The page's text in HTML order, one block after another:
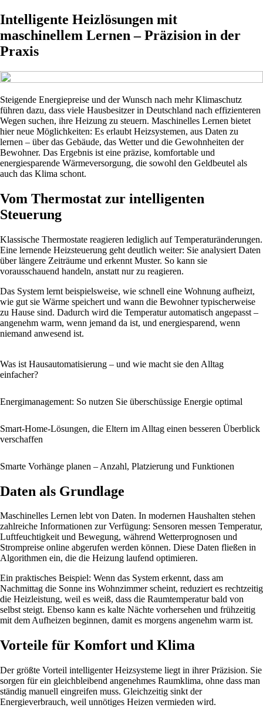
Intelligente Heizlösungen mit
maschinellem Lernen – Präzision in der
Praxis
Steigende Energiepreise und der Wunsch nach mehr Klimaschutz
führen dazu, dass viele Hausbesitzer in Deutschland nach effizienteren
Wegen suchen, ihre Heizung zu steuern. Maschinelles Lernen bietet
hier neue Möglichkeiten: Es erlaubt Heizsystemen, aus Daten zu
lernen – über das Gebäude, das Wetter und die Gewohnheiten der
Bewohner. Das Ergebnis ist eine präzise, komfortable und
energiesparende Wärmeversorgung, die sowohl den Geldbeutel als
auch das Klima schont.
Vom Thermostat zur intelligenten
Steuerung
Klassische Thermostate reagieren lediglich auf Temperaturänderungen.
Eine lernende Heizsteuerung geht deutlich weiter: Sie analysiert Daten
über längere Zeiträume und erkennt Muster. So kann sie
vorausschauend handeln, anstatt nur zu reagieren.
Das System lernt beispielsweise, wie schnell eine Wohnung aufheizt,
wie gut sie Wärme speichert und wann die Bewohner typischerweise
zu Hause sind. Dadurch wird die Temperatur automatisch angepasst –
angenehm warm, wenn jemand da ist, und energiesparend, wenn
niemand anwesend ist.
Was ist Hausautomatisierung – und wie macht sie den Alltag
einfacher?
Energi­management: So nutzen Sie überschüssige Energie optimal
Smart-Home-Lösungen, die Eltern im Alltag einen besseren Überblick
verschaffen
Smarte Vorhänge planen – Anzahl, Platzierung und Funktionen
Daten als Grundlage
Maschinelles Lernen lebt von Daten. In modernen Haushalten stehen
zahlreiche Informationen zur Verfügung: Sensoren messen Temperatur,
Luftfeuchtigkeit und Bewegung, während Wetterprognosen und
Strompreise online abgerufen werden können. Diese Daten fließen in
Algorithmen ein, die die Heizung laufend optimieren.
Ein praktisches Beispiel: Wenn das System erkennt, dass am
Nachmittag die Sonne ins Wohnzimmer scheint, reduziert es rechtzeitig
die Heizleistung, weil es weiß, dass die Raumtemperatur bald von
selbst steigt. Ebenso kann es kalte Nächte vorhersehen und frühzeitig
mit dem Aufheizen beginnen, damit es morgens angenehm warm ist.
Vorteile für Komfort und Klima
Der größte Vorteil intelligenter Heizsysteme liegt in ihrer Präzision. Sie
sorgen für ein gleichbleibend angenehmes Raumklima, ohne dass man
ständig manuell eingreifen muss. Gleichzeitig sinkt der
Energieverbrauch, weil unnötiges Heizen vermieden wird.